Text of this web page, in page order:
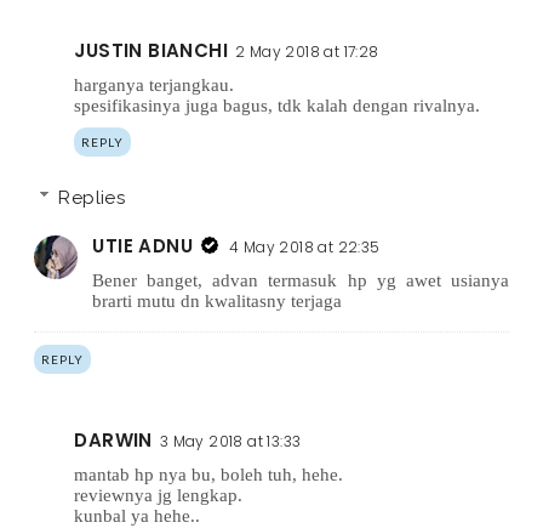
JUSTIN BIANCHI 2 May 2018 at 17:28
harganya terjangkau.
spesifikasinya juga bagus, tdk kalah dengan rivalnya.
REPLY
Replies
UTIE ADNU 4 May 2018 at 22:35
Bener banget, advan termasuk hp yg awet usianya
brarti mutu dn kwalitasny terjaga
REPLY
DARWIN 3 May 2018 at 13:33
mantab hp nya bu, boleh tuh, hehe.
reviewnya jg lengkap.
kunbal ya hehe..